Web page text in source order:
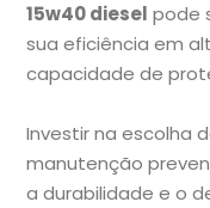
15w40 diesel pode
sua eficiência em
capacidade de
Investir na escolha
manutenção
a durabilidade e o